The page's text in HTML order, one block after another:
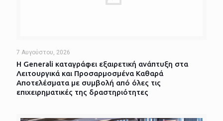
7 Αυγούστου, 2026
Η Generali καταγράφει εξαιρετική ανάπτυξη στα
Λειτουργικά και Προσαρμοσμένα Καθαρά
Αποτελέσματα με συμβολή από όλες τις
επιχειρηματικές της δραστηριότητες